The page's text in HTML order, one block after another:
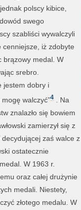
polscy kibice,
swego
szabliści wywalczyli
cenniejsze, iż zdobyte
brązowy medal. W
srebro.
jestem dobry i
walczyć”4. Na
znalazło się bowiem
zamierzył się z
decydującej zaś walce z
ostatecznie
W 1963 r.
oraz całej drużynie
medali. Niestety,
złotego medalu. W